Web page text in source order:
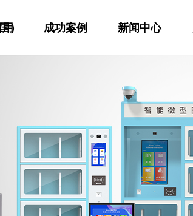
）
用 成功案例 新闻中心